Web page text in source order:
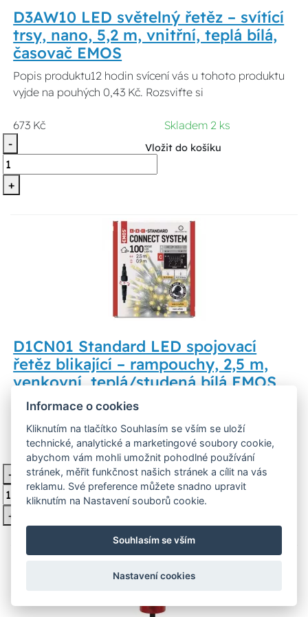
D3AW10 LED světelný řetěz – svítící
trsy, nano, 5,2 m, vnitřní, teplá bílá,
časovač EMOS
Popis produktu12 hodin svícení vás u tohoto produktu
vyjde na pouhých 0,43 Kč. Rozsviťte si
673 Kč
Skladem 2 ks
-
+
Vložit do košíku
D1CN01 Standard LED spojovací
řetěz blikající – rampouchy, 2,5 m,
venkovní, teplá/studená bílá EMOS
Lighting
Popis produktuZY2002
359 Kč
Skladem 3 ks
-
+
Vložit do košíku
Informace o cookies
Kliknutím na tlačítko Souhlasím se vším se uloží
technické, analytické a marketingové soubory cookie,
abychom vám mohli umožnit pohodlné používání
stránek, měřit funkčnost našich stránek a cílit na vás
reklamu. Své preference můžete snadno upravit
kliknutím na Nastavení souborů cookie.
Souhlasím se vším
Nastavení cookies